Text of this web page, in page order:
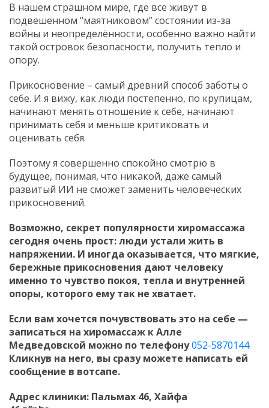
В нашем страшном мире, где все живут в
подвешенном “маятниковом” состоянии из-за
войны и неопределённости, особенно важно найти
такой островок безопасности, получить тепло и
опору.
Прикосновение – самый древний способ заботы о
себе. И я вижу, как люди постепенно, по крупицам,
начинают менять отношение к себе, начинают
принимать себя и меньше критиковать и
оценивать себя.
Поэтому я совершенно спокойно смотрю в
будущее, понимая, что никакой, даже самый
развитый ИИ не сможет заменить человеческих
прикосновений.
Возможно, секрет популярности хиромассажа
сегодня очень прост: люди устали жить в
напряжении. И иногда оказывается, что мягкие,
бережные прикосновения дают человеку
именно то чувство покоя, тепла и внутренней
опоры, которого ему так не хватает.
Если вам хочется почувствовать это на себе —
записаться на хиромассаж к Алле
Медведовской можно по телефону052-5870144
Кликнув на него, вы сразу можете написать ей
сообщение в вотсапе.
Адрес клиники: Пальмах 46, Хайфа